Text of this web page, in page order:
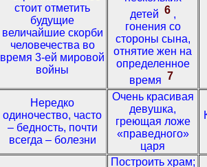
стоит отметить
будущие
величайшие скорби
человечества во
время 3-ей мировой
войны
детей 6 ,
гонения со
стороны сына,
отнятие жен на
определенное
время 7
Нередко
одиночество, часто
– бедность, почти
всегда – болезни
Очень красивая
девушка,
греющая ложе
«праведного»
царя
Построить храм;